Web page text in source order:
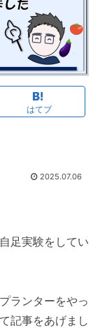
はてブ
2025.07.06
足実験をしてい
ランターをやっ
記事をあげまし